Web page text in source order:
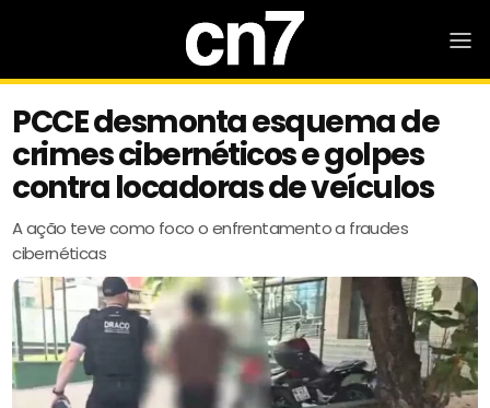
PCCE desmonta esquema de
crimes cibernéticos e golpes
contra locadoras de veículos
A ação teve como foco o enfrentamento a fraudes
cibernéticas